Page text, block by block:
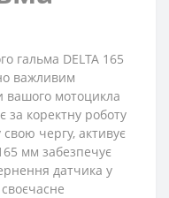
гальма DELTA 165
важливим
вашого мотоцикла
за коректну роботу
чергу, активує
мм забезпечує
датчика у